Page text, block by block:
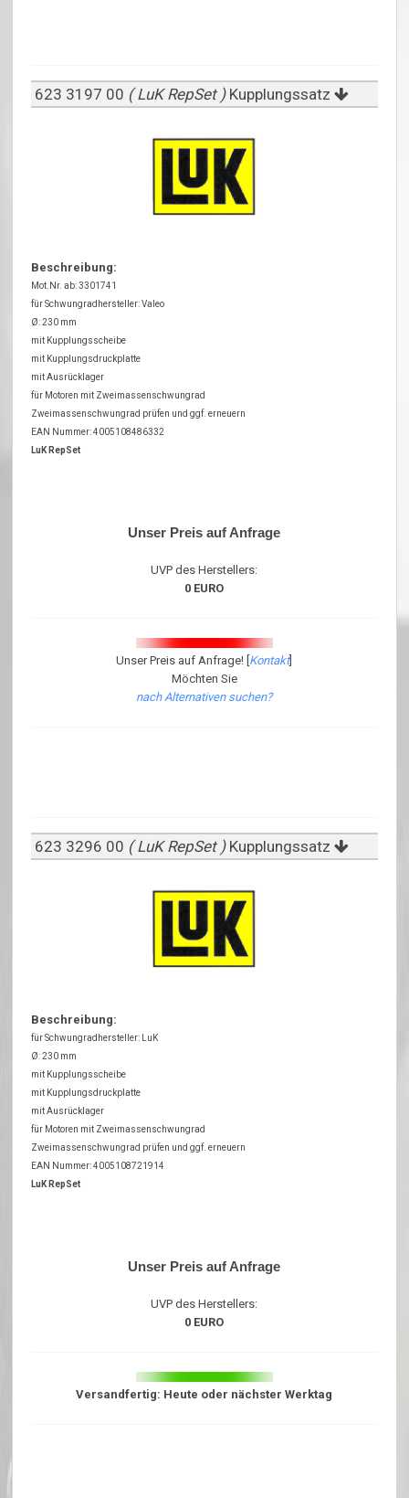
623 3197 00 ( LuK RepSet ) Kupplungssatz
Beschreibung:
Mot.Nr. ab: 3301741
für Schwungradhersteller: Valeo
Ø: 230 mm
mit Kupplungsscheibe
mit Kupplungsdruckplatte
mit Ausrücklager
für Motoren mit Zweimassenschwungrad
Zweimassenschwungrad prüfen und ggf. erneuern
EAN Nummer: 4005108486332
LuK RepSet
Unser Preis auf Anfrage
UVP des Herstellers:
0 EURO
Unser Preis auf Anfrage! [ Kontakt]
Möchten Sie
nach Alternativen suchen?
623 3296 00 ( LuK RepSet ) Kupplungssatz
Beschreibung:
für Schwungradhersteller: LuK
Ø: 230 mm
mit Kupplungsscheibe
mit Kupplungsdruckplatte
mit Ausrücklager
für Motoren mit Zweimassenschwungrad
Zweimassenschwungrad prüfen und ggf. erneuern
EAN Nummer: 4005108721914
LuK RepSet
Unser Preis auf Anfrage
UVP des Herstellers:
0 EURO
Versandfertig: Heute oder nächster Werktag